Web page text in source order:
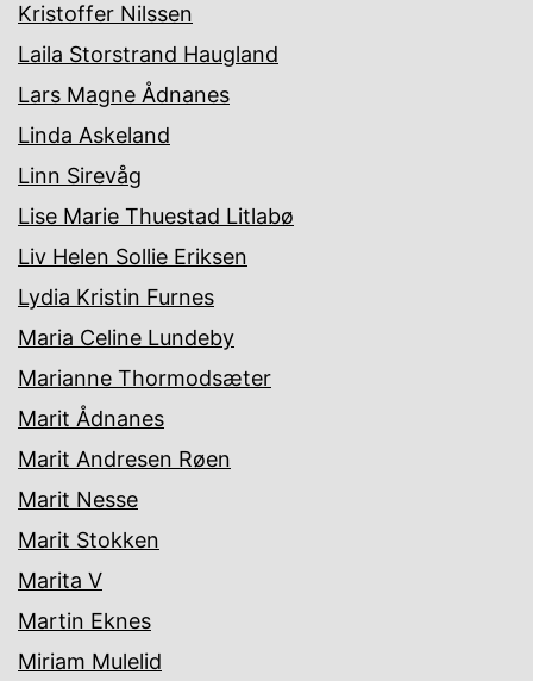
Kristoffer Nilssen
Laila Storstrand Haugland
Lars Magne Ådnanes
Linda Askeland
Linn Sirevåg
Lise Marie Thuestad Litlabø
Liv Helen Sollie Eriksen
Lydia Kristin Furnes
Maria Celine Lundeby
Marianne Thormodsæter
Marit Ådnanes
Marit Andresen Røen
Marit Nesse
Marit Stokken
Marita V
Martin Eknes
Miriam Mulelid